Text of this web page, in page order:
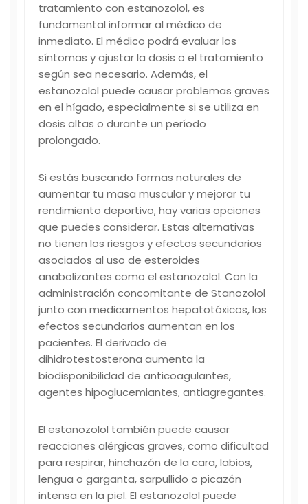
tratamiento con estanozolol, es
fundamental informar al médico de
inmediato. El médico podrá evaluar los
síntomas y ajustar la dosis o el tratamiento
según sea necesario. Además, el
estanozolol puede causar problemas graves
en el hígado, especialmente si se utiliza en
dosis altas o durante un período
prolongado.
Si estás buscando formas naturales de
aumentar tu masa muscular y mejorar tu
rendimiento deportivo, hay varias opciones
que puedes considerar. Estas alternativas
no tienen los riesgos y efectos secundarios
asociados al uso de esteroides
anabolizantes como el estanozolol. Con la
administración concomitante de Stanozolol
junto con medicamentos hepatotóxicos, los
efectos secundarios aumentan en los
pacientes. El derivado de
dihidrotestosterona aumenta la
biodisponibilidad de anticoagulantes,
agentes hipoglucemiantes, antiagregantes.
El estanozolol también puede causar
reacciones alérgicas graves, como dificultad
para respirar, hinchazón de la cara, labios,
lengua o garganta, sarpullido o picazón
intensa en la piel. El estanozolol puede